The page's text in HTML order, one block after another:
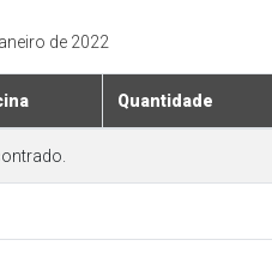
de 2022
Quantidade